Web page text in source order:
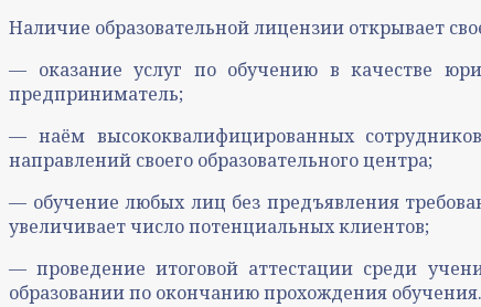
Наличие образовательной лицензии открывает
— оказание услуг по обучению в качестве
предприниматель;
— наём высококвалифицированных
направлений своего образовательного центра;
— обучение любых лиц без предъявления
увеличивает число потенциальных клиентов;
— проведение итоговой аттестации среди
образовании по окончанию прохождения обучения.